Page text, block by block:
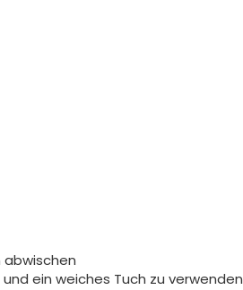
ein weiches Tuch zu verwenden